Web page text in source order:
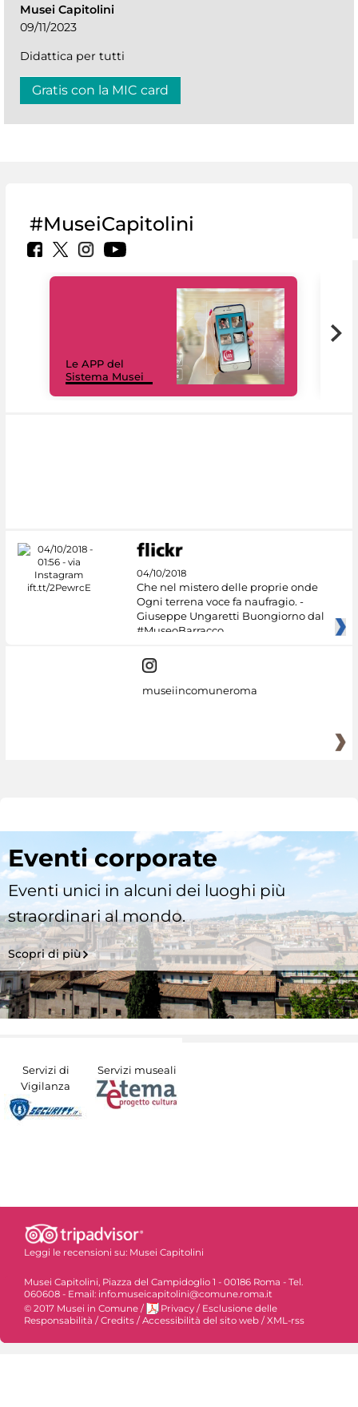
Musei Capitolini
09/11/2023
Didattica per tutti
Gratis con la MIC card
#MuseiCapitolini
Le APP del
Sistema Musei
04/10/2018
Che nel mistero delle proprie onde
Ogni terrena voce fa naufragio. -
Giuseppe Ungaretti Buongiorno dal
#MuseoBarracco
museiincomuneroma
Eventi corporate
Eventi unici in alcuni dei luoghi più
straordinari al mondo.
Scopri di più
Servizi di
Vigilanza
Servizi museali
Leggi le recensioni su: Musei Capitolini
Musei Capitolini, Piazza del Campidoglio 1 - 00186 Roma - Tel.
060608 - Email: info.museicapitolini@comune.roma.it
© 2017 Musei in Comune / Privacy / Esclusione delle
Responsabilità /Credits /Accessibilità del sito web /XML-rss